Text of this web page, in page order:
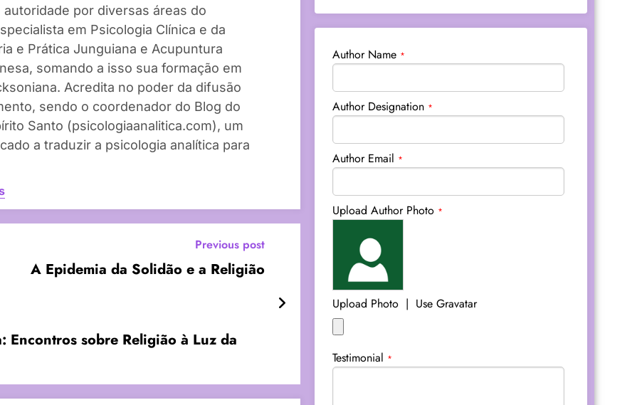
por diversas áreas do
em Psicologia Clínica e da
e Prática Junguiana e Acupuntura
somando a isso sua formação em
Acredita no poder da difusão
sendo o coordenador do Blog do
Santo (psicologiaanalitica.com), um
a traduzir a psicologia analítica para
Previous post
A Epidemia da Solidão e a Religião
Encontros sobre Religião à Luz da
Author Name *
Author Designation *
Author Email *
Upload Author Photo *
Upload Photo | Use Gravatar
Testimonial *